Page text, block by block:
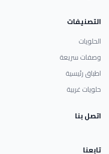
التصنيفات
الحلويات
وصفات سريعة
اطباق رئيسية
حلويات غربية
اتصل بنا
تابعنا